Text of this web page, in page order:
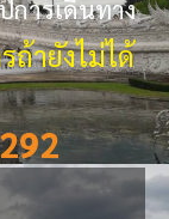
ารเดินทาง
ถ้ายังไม่ได้